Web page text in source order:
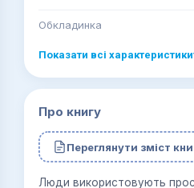
Обкладинка
Показати всі характеристики
Про книгу
Переглянути зміст
Люди використовують